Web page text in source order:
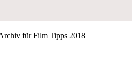
für Film Tipps 2018